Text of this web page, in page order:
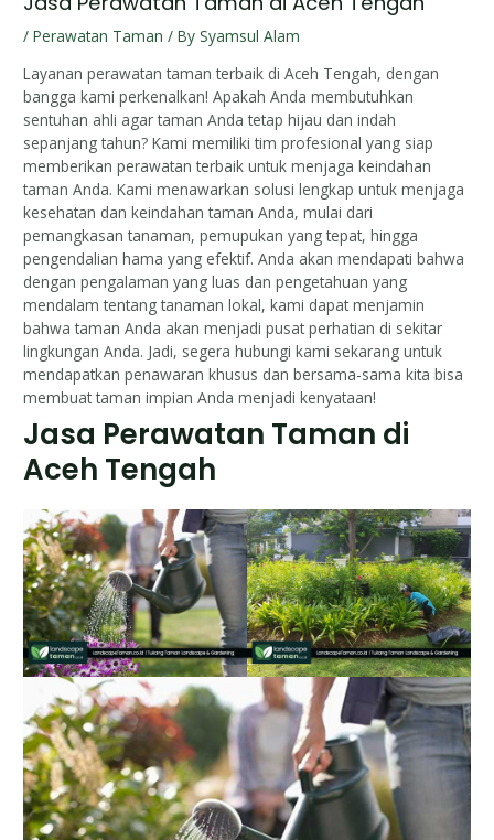
/Perawatan Taman / BySyamsul Alam
Layanan perawatan taman terbaik di Aceh Tengah, dengan
bangga kami perkenalkan! Apakah Anda membutuhkan
sentuhan ahli agar taman Anda tetap hijau dan indah
sepanjang tahun? Kami memiliki tim profesional yang siap
memberikan perawatan terbaik untuk menjaga keindahan
taman Anda. Kami menawarkan solusi lengkap untuk menjaga
kesehatan dan keindahan taman Anda, mulai dari
pemangkasan tanaman, pemupukan yang tepat, hingga
pengendalian hama yang efektif. Anda akan mendapati bahwa
dengan pengalaman yang luas dan pengetahuan yang
mendalam tentang tanaman lokal, kami dapat menjamin
bahwa taman Anda akan menjadi pusat perhatian di sekitar
lingkungan Anda. Jadi, segera hubungi kami sekarang untuk
mendapatkan penawaran khusus dan bersama-sama kita bisa
membuat taman impian Anda menjadi kenyataan!
Jasa Perawatan Taman di
Aceh Tengah